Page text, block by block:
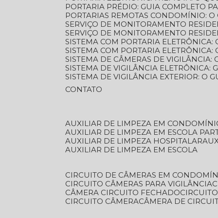
PORTARIA PRÉDIO: GUIA COMPLETO
PORTARIAS REMOTAS CONDOMÍNIO:
SERVIÇO DE MONITORAMENTO
SERVIÇO DE MONITORAMENTO
SISTEMA COM PORTARIA
SISTEMA COM PORTARIA
SISTEMA DE CÂMERAS DE
SISTEMA DE VIGILÂNCIA
SISTEMA DE VIGILÂNCIA EXTERIOR: O
CONTATO
AUXILIAR DE LIMPEZA EM
AUXILIAR DE LIMPEZA EM ESCOLA
AUXILIAR DE LIMPEZA HOSPITALAR
AUXILIAR DE LIMPEZA EM ESCOLA
CIRCUITO DE CÂMERAS EM
CIRCUITO CÂMERAS PARA VIGILÂNCIA
CÂMERA CIRCUITO FECHADO
CIRCUITO CÂMERA
CÂMERA DE